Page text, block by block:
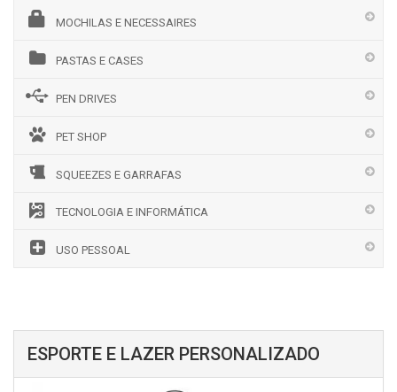
MOCHILAS E NECESSAIRES
PASTAS E CASES
PEN DRIVES
PET SHOP
SQUEEZES E GARRAFAS
TECNOLOGIA E INFORMÁTICA
USO PESSOAL
ESPORTE E LAZER PERSONALIZADO